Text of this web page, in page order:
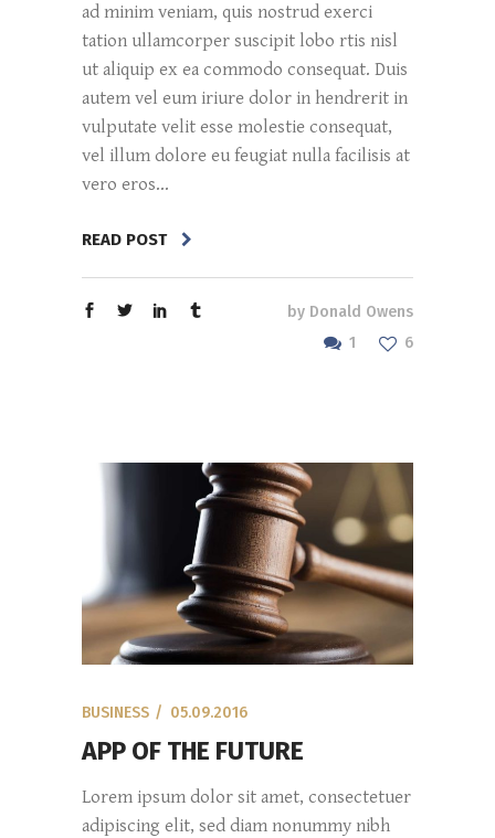
ad minim veniam, quis nostrud exerci
tation ullamcorper suscipit lobo rtis nisl
ut aliquip ex ea commodo consequat. Duis
autem vel eum iriure dolor in hendrerit in
vulputate velit esse molestie consequat,
vel illum dolore eu feugiat nulla facilisis at
vero eros...
READ POST
by Donald Owens
1
6
BUSINESS 05.09.2016
APP OF THE FUTURE
Lorem ipsum dolor sit amet, consectetuer
adipiscing elit, sed diam nonummy nibh